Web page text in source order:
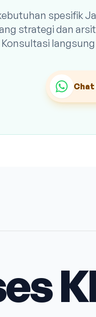
spesifik
strategi dan
Konsultasi
Chat